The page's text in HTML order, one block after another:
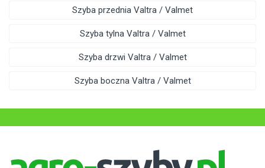
Szyba przednia Valtra / Valmet
Szyba tylna Valtra / Valmet
Szyba drzwi Valtra / Valmet
Szyba boczna Valtra / Valmet